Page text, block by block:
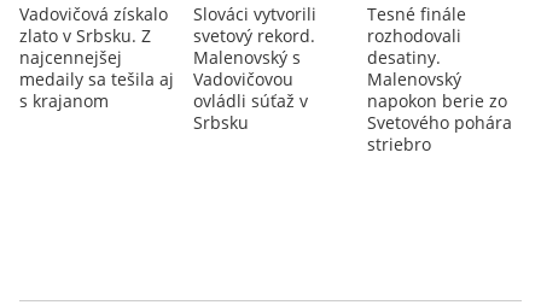
Vadovičová získalo
zlato v Srbsku. Z
najcennejšej
medaily sa tešila aj
s krajanom
Slováci vytvorili
svetový rekord.
Malenovský s
Vadovičovou
ovládli súťaž v
Srbsku
Tesné finále
rozhodovali
desatiny.
Malenovský
napokon berie zo
Svetového pohára
striebro